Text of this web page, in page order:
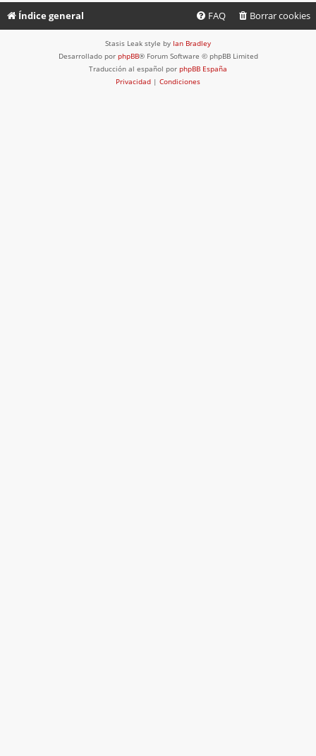
Índice general Borrar cookies
FAQ
Stasis Leak style by Ian Bradley
Desarrollado por phpBB® Forum Software © phpBB Limited
Traducción al español por phpBB España
Privacidad | Condiciones